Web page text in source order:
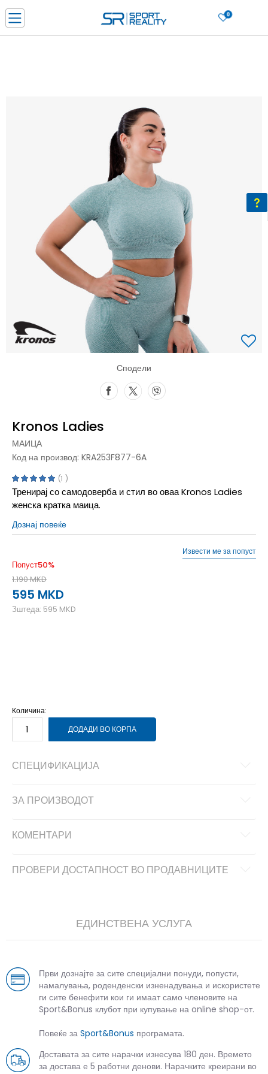
0
ДОЗНАЈ ПОВЕЌЕ
Ценовник
ДОЗНАЈ ПОВЕЌЕ
Сподели
Kronos Ladies
МАИЦА
Код на производ: KRA253F877-6A
1
Тренирај со самодоверба и стил во оваа Kronos Ladies
женска кратка маица.
Дознај повеќе
Попуст50%
1.190MKD
595 MKD
Зштеда: 595 MKD
Извести ме за попуст
Количина:
ДОДАДИ ВО КОРПА
СПЕЦИФИКАЦИЈА
ЗА ПРОИЗВОДОТ
КОМЕНТАРИ
ПРОВЕРИ ДОСТАПНОСТ ВО ПРОДАВНИЦИТЕ
ЕДИНСТВЕНА УСЛУГА
Први дознајте за сите специјални понуди, попусти,
намалувања, роденденски изненадувања и искористете
ги сите бенефити кои ги имаат само членовите на
Sport&Bonus клубот при купување на online shop-от.
Повеќе за Sport&Bonus програмата.
Доставата за сите нарачки изнесува 180 ден. Времето
за достава е 5 работни денови. Нарачките креирани во